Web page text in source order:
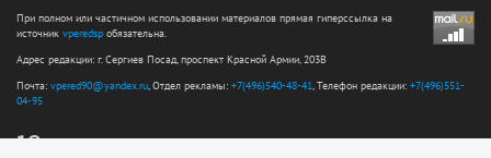
При полном или частичном использовании материалов прямая гиперссылка на
источник vperedsp обязательна.
Адрес редакции: г. Сергиев Посад, проспект Красной Армии, 203В
Почта: vpered90@yandex.ru, Отдел рекламы: +7(496)540-48-41, Телефон редакции: +7(496)551-
04-95
12+